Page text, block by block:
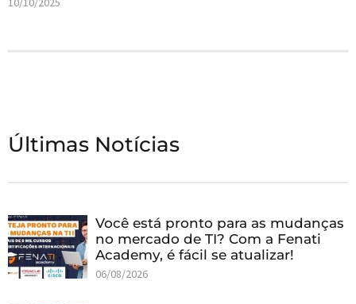
Últimas Notícias
Você está pronto para as mudanças
no mercado de TI? Com a Fenati
Academy, é fácil se atualizar!
06/08/2026